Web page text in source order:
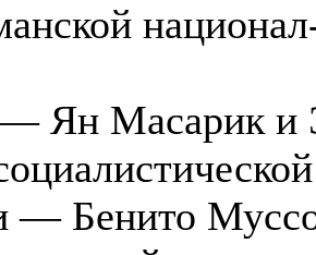
Ян Масарик и
— Бенито